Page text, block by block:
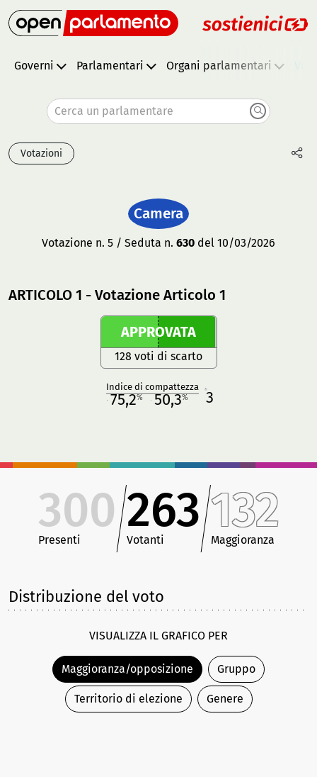
Governi Parlamentari Organi parlamentari
Cerca un parlamentare
Votazioni
Camera
Votazione n. 5 / Seduta n. 630 del 10/03/2026
ARTICOLO 1 - Votazione Articolo 1
APPROVATA
128 voti di scarto
Indice di compattezza
75,2% 50,3% 3
300
Presenti
263
Votanti
132
Maggioranza
Distribuzione del voto
VISUALIZZA IL GRAFICO PER
Maggioranza/opposizione Gruppo
Territorio di elezione Genere